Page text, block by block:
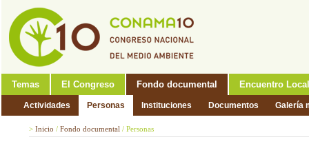
Temas El Congreso Fondo documental Encuentro Local
Actividades Personas Instituciones Documentos Galería
> Inicio / Fondo documental / Personas